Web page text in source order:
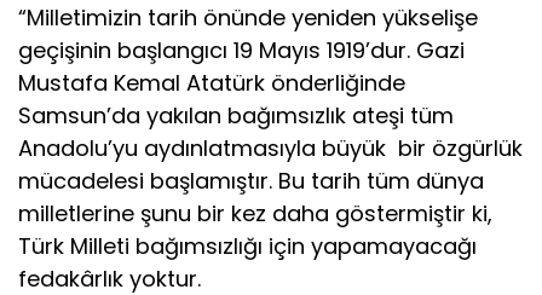
“Milletimizin tarih önünde yeniden yükselişe
geçişinin başlangıcı 19 Mayıs 1919’dur. Gazi
Mustafa Kemal Atatürk önderliğinde
Samsun’da yakılan bağımsızlık ateşi tüm
Anadolu’yu aydınlatmasıyla büyük bir özgürlük
mücadelesi başlamıştır. Bu tarih tüm dünya
milletlerine şunu bir kez daha göstermiştir ki,
Türk Milleti bağımsızlığı için yapamayacağı
fedakârlık yoktur.